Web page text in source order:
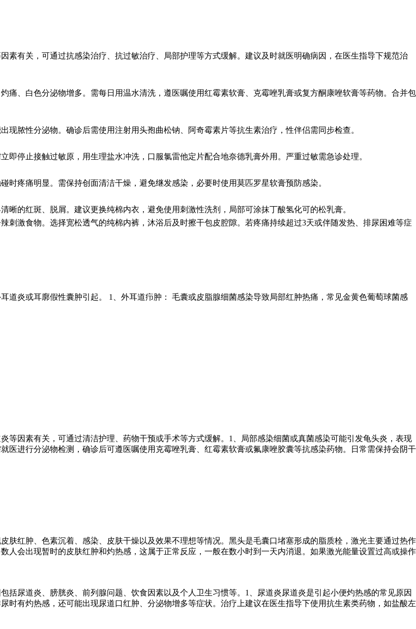
素有关，可通过抗感染治疗、抗过敏治疗、局部护理等方式缓解。建议及时就医明确病因，在医生指导下规范治
痛、白色分泌物增多。需每日用温水清洗，遵医嘱使用红霉素软膏、克霉唑乳膏或复方酮康唑软膏等药物。合并包
脓性分泌物。确诊后需使用注射用头孢曲松钠、阿奇霉素片等抗生素治疗，性伴侣需同步检查。
停止接触过敏原，用生理盐水冲洗，口服氯雷他定片配合地奈德乳膏外用。严重过敏需急诊处理。
疼痛明显。需保持创面清洁干燥，避免继发感染，必要时使用莫匹罗星软膏预防感染。
的红斑、脱屑。建议更换纯棉内衣，避免使用刺激性洗剂，局部可涂抹丁酸氢化可的松乳膏。
刺激食物。选择宽松透气的纯棉内裤，沐浴后及时擦干包皮腔隙。若疼痛持续超过3天或伴随发热、排尿困难等症
道炎或耳廓假性囊肿引起。 1、外耳道疖肿： 毛囊或皮脂腺细菌感染导致局部红肿热痛，常见金黄色葡萄球菌感
等因素有关，可通过清洁护理、药物干预或手术等方式缓解。1、局部感染细菌或真菌感染可能引发龟头炎，表现
医进行分泌物检测，确诊后可遵医嘱使用克霉唑乳膏、红霉素软膏或氟康唑胶囊等抗感染药物。日常需保持会阴干
肤红肿、色素沉着、感染、皮肤干燥以及效果不理想等情况。黑头是毛囊口堵塞形成的脂质栓，激光主要通过热作
人会出现暂时的皮肤红肿和灼热感，这属于正常反应，一般在数小时到一天内消退。如果激光能量设置过高或操作
括尿道炎、膀胱炎、前列腺问题、饮食因素以及个人卫生习惯等。1、尿道炎尿道炎是引起小便灼热感的常见原因
时有灼热感，还可能出现尿道口红肿、分泌物增多等症状。治疗上建议在医生指导下使用抗生素类药物，如盐酸左